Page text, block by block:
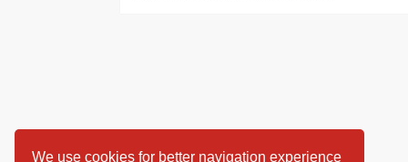
We use cookies for better navigation experience